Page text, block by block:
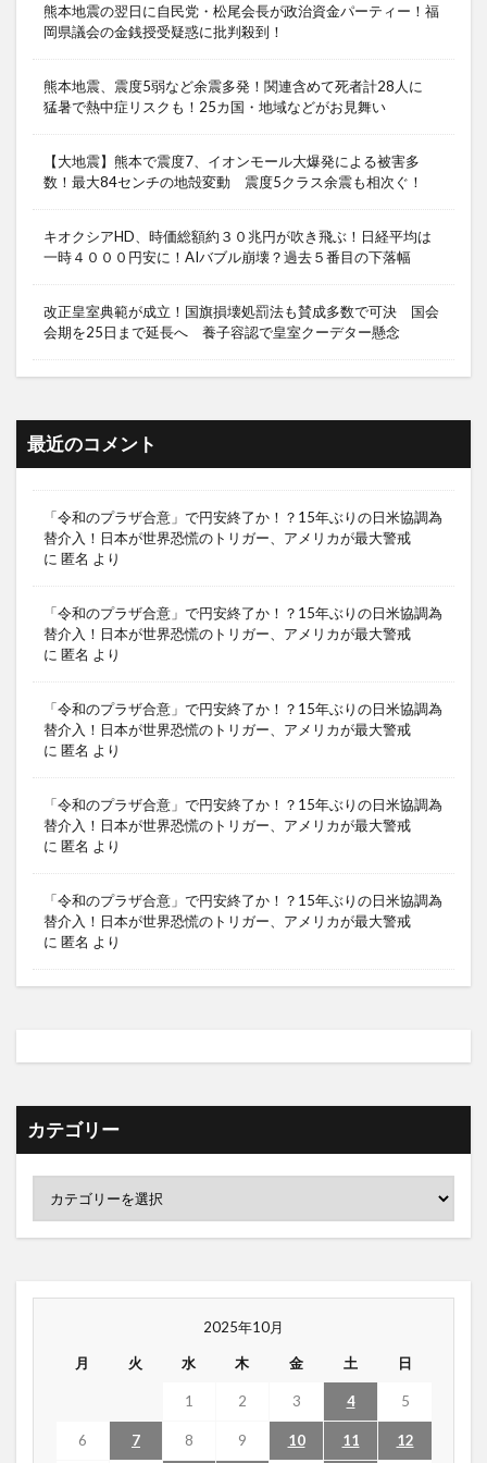
熊本地震の翌日に自民党・松尾会長が政治資金パーティー！福
岡県議会の金銭授受疑惑に批判殺到！
熊本地震、震度5弱など余震多発！関連含めて死者計28人に
猛暑で熱中症リスクも！25カ国・地域などがお見舞い
【大地震】熊本で震度7、イオンモール大爆発による被害多
数！最大84センチの地殻変動 震度5クラス余震も相次ぐ！
キオクシアHD、時価総額約３０兆円が吹き飛ぶ！日経平均は
一時４０００円安に！AIバブル崩壊？過去５番目の下落幅
改正皇室典範が成立！国旗損壊処罰法も賛成多数で可決 国会
会期を25日まで延長へ 養子容認で皇室クーデター懸念
最近のコメント
「令和のプラザ合意」で円安終了か！？15年ぶりの日米協調為
替介入！日本が世界恐慌のトリガー、アメリカが最大警戒
に 匿名 より
「令和のプラザ合意」で円安終了か！？15年ぶりの日米協調為
替介入！日本が世界恐慌のトリガー、アメリカが最大警戒
に 匿名 より
「令和のプラザ合意」で円安終了か！？15年ぶりの日米協調為
替介入！日本が世界恐慌のトリガー、アメリカが最大警戒
に 匿名 より
「令和のプラザ合意」で円安終了か！？15年ぶりの日米協調為
替介入！日本が世界恐慌のトリガー、アメリカが最大警戒
に 匿名 より
「令和のプラザ合意」で円安終了か！？15年ぶりの日米協調為
替介入！日本が世界恐慌のトリガー、アメリカが最大警戒
に 匿名 より
カテゴリー
2025年10月
月 火 水 木 金 土 日
1 2 3 4 5
6 7 8 9 10 11 12